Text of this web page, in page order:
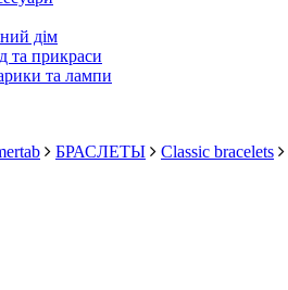
дім
та прикраси
та лампи
БРАСЛЕТЫ Classic bracelets